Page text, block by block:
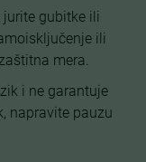
gubitke ili
ili
mera.
i ne garantuje
napravite pauzu